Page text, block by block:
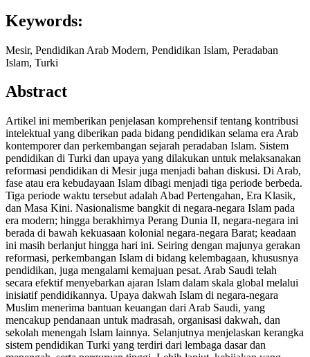
Keywords:
Mesir, Pendidikan Arab Modern, Pendidikan Islam, Peradaban
Islam, Turki
Abstract
Artikel ini memberikan penjelasan komprehensif tentang kontribusi
intelektual yang diberikan pada bidang pendidikan selama era Arab
kontemporer dan perkembangan sejarah peradaban Islam. Sistem
pendidikan di Turki dan upaya yang dilakukan untuk melaksanakan
reformasi pendidikan di Mesir juga menjadi bahan diskusi. Di Arab,
fase atau era kebudayaan Islam dibagi menjadi tiga periode berbeda.
Tiga periode waktu tersebut adalah Abad Pertengahan, Era Klasik,
dan Masa Kini. Nasionalisme bangkit di negara-negara Islam pada
era modern; hingga berakhirnya Perang Dunia II, negara-negara ini
berada di bawah kekuasaan kolonial negara-negara Barat; keadaan
ini masih berlanjut hingga hari ini. Seiring dengan majunya gerakan
reformasi, perkembangan Islam di bidang kelembagaan, khususnya
pendidikan, juga mengalami kemajuan pesat. Arab Saudi telah
secara efektif menyebarkan ajaran Islam dalam skala global melalui
inisiatif pendidikannya. Upaya dakwah Islam di negara-negara
Muslim menerima bantuan keuangan dari Arab Saudi, yang
mencakup pendanaan untuk madrasah, organisasi dakwah, dan
sekolah menengah Islam lainnya. Selanjutnya menjelaskan kerangka
sistem pendidikan Turki yang terdiri dari lembaga dasar dan